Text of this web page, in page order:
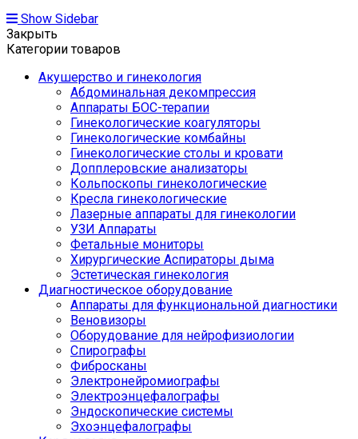
Show Sidebar
Закрыть
Категории товаров
Акушерство и гинекология
Абдоминальная декомпрессия
Аппараты БОС-терапии
Гинекологические коагуляторы
Гинекологические комбайны
Гинекологические столы и кровати
Допплеровские анализаторы
Кольпоскопы гинекологические
Кресла гинекологические
Лазерные аппараты для гинекологии
УЗИ Аппараты
Фетальные мониторы
Хирургические Аспираторы дыма
Эстетическая гинекология
Диагностическое оборудование
Аппараты для функциональной диагностики
Веновизоры
Оборудование для нейрофизиологии
Спирографы
Фибросканы
Электронейромиографы
Электроэнцефалографы
Эндоскопические системы
Эхоэнцефалографы